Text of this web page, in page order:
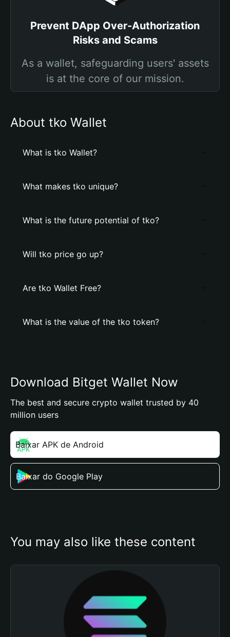
Prevent DApp Over-Authorization
Risks and Scams
As a wallet, safeguarding users' assets
is at the core of our mission.
About tko Wallet
What is tko Wallet?
What makes tko unique?
What is the future potential of tko?
Will tko price go up?
Are tko Wallet Free?
What is the value of the tko token?
Download Bitget Wallet Now
The best and secure crypto wallet trusted by 40
million users
Baixar APK de Android
Baixar do Google Play
You may also like these content